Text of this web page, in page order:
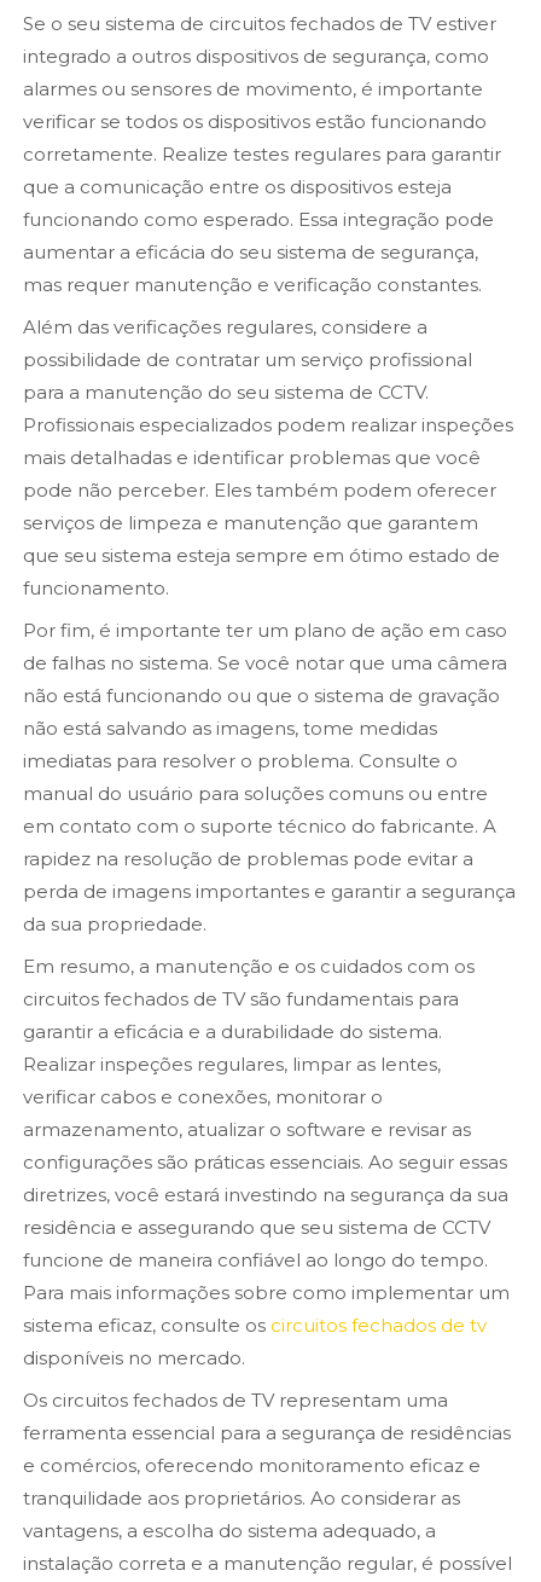
Se o seu sistema de circuitos fechados de TV estiver
integrado a outros dispositivos de segurança, como
alarmes ou sensores de movimento, é importante
verificar se todos os dispositivos estão funcionando
corretamente. Realize testes regulares para garantir
que a comunicação entre os dispositivos esteja
funcionando como esperado. Essa integração pode
aumentar a eficácia do seu sistema de segurança,
mas requer manutenção e verificação constantes.
Além das verificações regulares, considere a
possibilidade de contratar um serviço profissional
para a manutenção do seu sistema de CCTV.
Profissionais especializados podem realizar inspeções
mais detalhadas e identificar problemas que você
pode não perceber. Eles também podem oferecer
serviços de limpeza e manutenção que garantem
que seu sistema esteja sempre em ótimo estado de
funcionamento.
Por fim, é importante ter um plano de ação em caso
de falhas no sistema. Se você notar que uma câmera
não está funcionando ou que o sistema de gravação
não está salvando as imagens, tome medidas
imediatas para resolver o problema. Consulte o
manual do usuário para soluções comuns ou entre
em contato com o suporte técnico do fabricante. A
rapidez na resolução de problemas pode evitar a
perda de imagens importantes e garantir a segurança
da sua propriedade.
Em resumo, a manutenção e os cuidados com os
circuitos fechados de TV são fundamentais para
garantir a eficácia e a durabilidade do sistema.
Realizar inspeções regulares, limpar as lentes,
verificar cabos e conexões, monitorar o
armazenamento, atualizar o software e revisar as
configurações são práticas essenciais. Ao seguir essas
diretrizes, você estará investindo na segurança da sua
residência e assegurando que seu sistema de CCTV
funcione de maneira confiável ao longo do tempo.
Para mais informações sobre como implementar um
sistema eficaz, consulte os circuitos fechados de tv
disponíveis no mercado.
Os circuitos fechados de TV representam uma
ferramenta essencial para a segurança de residências
e comércios, oferecendo monitoramento eficaz e
tranquilidade aos proprietários. Ao considerar as
vantagens, a escolha do sistema adequado, a
instalação correta e a manutenção regular, é possível